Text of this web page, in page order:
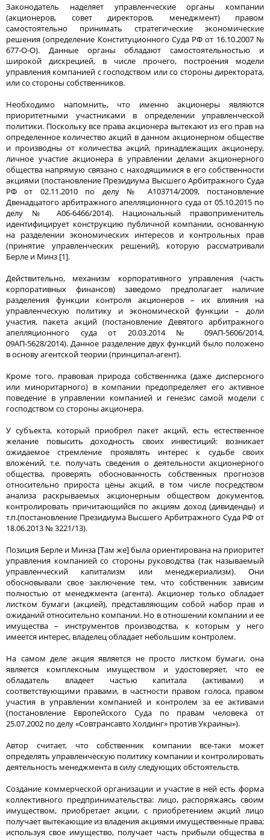
Законодатель наделяет управленческие органы компании
(акционеров, совет директоров, менеджмент) правом
самостоятельно принимать стратегические экономические
решения (определение Конституционного Суда РФ от 16.10.2007 №
677-О-О). Данные органы обладают самостоятельностью и
широкой дискрецией, в числе прочего, построения модели
управления компанией с господством или со стороны директората,
или со стороны собственников.
Необходимо напомнить, что именно акционеры являются
приоритетными участниками в определении управленческой
политики. Поскольку все права акционера вытекают из его прав на
определенное количество акций в данном акционерном обществе
и производны от количества акций, принадлежащих акционеру,
личное участие акционера в управлении делами акционерного
общества напрямую связано с находящимися в его собственности
акциями (постановление Президиума Высшего Арбитражного Суда
РФ от 02.11.2010 по делу № А103714/2009, постановление
Двенадцатого арбитражного апелляционного суда от 05.10.2015 по
делу № А06-6466/2014). Национальный правоприменитель
идентифицирует конструкцию публичной компании, основанную
на разделении экономических интересов и контрольных прав
(принятие управленческих решений), которую рассматривали
Берле и Минз [1].
Действительно, механизм корпоративного управления (часть
корпоративных финансов) заведомо предполагает наличие
разделения функции контроля акционеров – их влияния на
управленческую политику и экономической функции – доли
участия, пакета акций (постановление Девятого арбитражного
апелляционного суда от 20.03.2014 № 09АП-5606/2014,
09АП-5628/2014). Данное разделение двух функций было положено
в основу агентской теории (принципал-агент).
Кроме того, правовая природа собственника (даже дисперсного
или миноритарного) в компании предопределяет его активное
поведение в управлении компанией и генезис самой модели с
господством со стороны акционера.
У субъекта, который приобрел пакет акций, есть естественное
желание повысить доходность своих инвестиций: возникает
ожидаемое стремление проявлять интерес к судьбе своих
вложений, т.е. получать сведения о деятельности акционерного
общества, проверять обоснованность собственных прогнозов
относительно прироста цены акций, в том числе посредством
анализа раскрываемых акционерным обществом документов,
контролировать причитающийся по акциям доход (дивиденды) и
т.п.(постановление Президиума Высшего Арбитражного Суда РФ от
18.06.2013 № 3221/13).
Позиция Берле и Минза [Там же] была ориентирована на приоритет
управления компанией со стороны руководства (так называемый
управленческий капитализм или менеджериализм). Они
обосновывали свое заключение тем, что собственник зависим
полностью от менеджмента (агента). Акционер только обладает
листком бумаги (акцией), представляющим собой набор прав и
ожиданий относительно компании. Но в отношении компании и ее
имущества – инструментов производства, к которым у него
имеется интерес, владелец обладает небольшим контролем.
На самом деле акция является не просто листком бумаги, она
является комплексным имуществом и удостоверяет, что ее
обладатель владеет частью капитала (активами) и
соответствующими правами, в частности правом голоса, правом
участия в управлении компанией и контролем за ее активами
(постановление Европейского Суда по правам человека от
25.07.2002 по делу «Совтрансавто Холдинг» против Украины»).
Автор считает, что собственник компании все-таки может
определять управленческую политику компании и контролировать
деятельность менеджмента в силу следующих обстоятельств.
Создание коммерческой организации и участие в ней есть форма
коллективного предпринимательства: лицо, распоряжаясь своим
имуществом, приобретает акции, с приобретением акций лицо
получает вытекающие из владения акциями имущественные права;
используя свое имущество, получает часть прибыли общества в